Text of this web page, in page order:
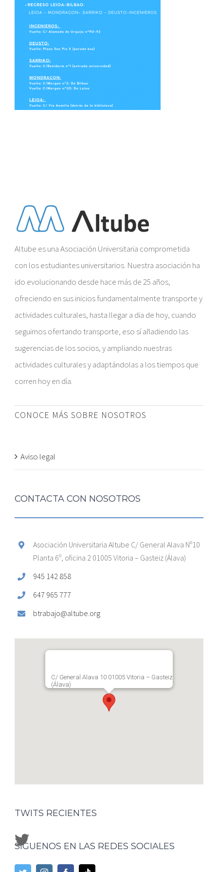
Altube es una Asociación Universitaria comprometida
con los estudiantes universitarios. Nuestra asociación ha
ido evolucionando desde hace más de 25 años,
ofreciendo en sus inicios fundamentalmente transporte y
actividades culturales, hasta llegar a dia de hoy, cuando
seguimos ofertando transporte, eso sí añadiendo las
sugerencias de los socios, y ampliando nuestras
actividades culturales y adaptándolas a los tiempos que
corren hoy en día.
CONOCE MÁS SOBRE NOSOTROS
Aviso legal
CONTACTA CON NOSOTROS
Asociación Universitaria Altube C/ General Alava Nº10
Planta 6º, oficina 2 01005 Vitoria – Gasteiz (Álava)
945 142 858
647 965 777
btrabajo@altube.org
C/ General Alava 10 01005 Vitoria – Gasteiz
(Álava)
TWITS RECIENTES
SÍGUENOS EN LAS REDES SOCIALES